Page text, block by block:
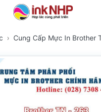
Cung Cấp Mực In Brother